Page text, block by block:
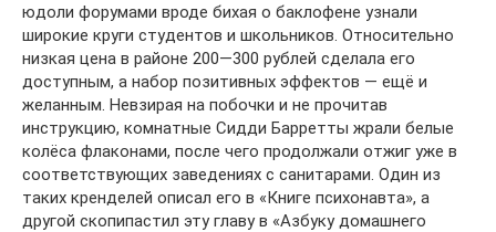
юдоли форумами вроде бихая о баклофене узнали
широкие круги студентов и школьников. Относительно
низкая цена в районе 200—300 рублей сделала его
доступным, а набор позитивных эффектов — ещё и
желанным. Невзирая на побочки и не прочитав
инструкцию, комнатные Сидди Барретты жрали белые
колёса флаконами, после чего продолжали отжиг уже в
соответствующих заведениях с санитарами. Один из
таких кренделей описал его в «Книге психонавта», а
другой скопипастил эту главу в «Азбуку домашнего